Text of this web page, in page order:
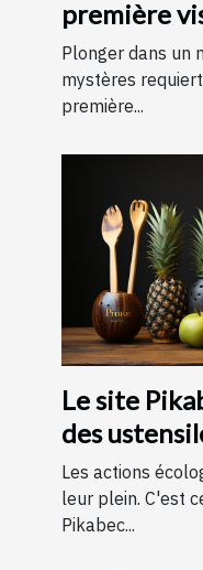
première
d'évasion :
pour une
mémorable
Plonger dans un
mystères
première...
Le site
des
bois
Les actions
leur plein. C'est
Pikabec...